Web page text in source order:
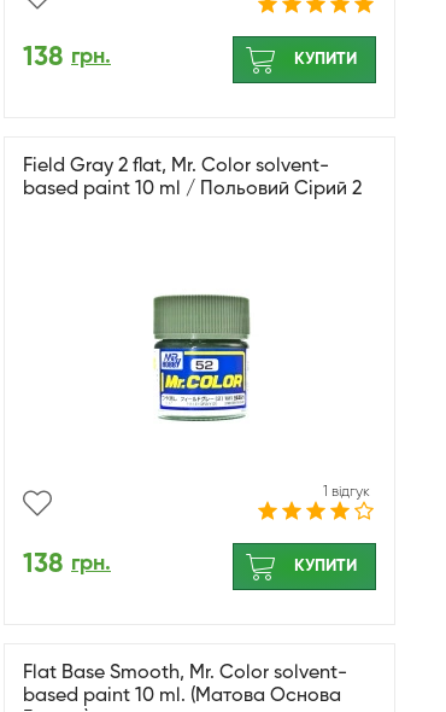
138 грн. КУПИТИ
Field Gray 2 flat, Mr. Color solvent-
based paint 10 ml / Польовий Сірий 2
1 відгук
138 грн. КУПИТИ
Flat Base Smooth, Mr. Color solvent-
based paint 10 ml. (Матова Основа